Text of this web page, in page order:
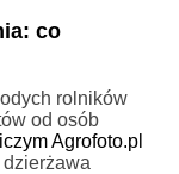
co
rolników
od osób
Agrofoto.pl